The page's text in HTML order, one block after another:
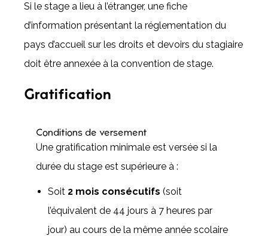
Si le stage a lieu à l’étranger, une fiche
d’information présentant la réglementation du
pays d’accueil sur les droits et devoirs du stagiaire
doit être annexée à la convention de stage.
Gratification
Conditions de versement
Une gratification minimale est versée si la
durée du stage est supérieure à :
Soit 2 mois consécutifs (soit
l’équivalent de 44 jours à 7 heures par
jour) au cours de la même année scolaire